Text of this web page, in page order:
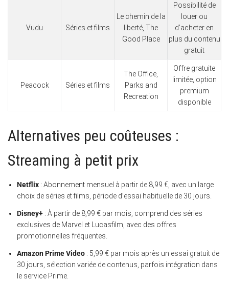
Vudu Séries et films
Le chemin de la
liberté, The
Good Place
Possibilité de
louer ou
d’acheter en
plus du contenu
gratuit
Peacock Séries et films
The Office,
Parks and
Recreation
Offre gratuite
limitée, option
premium
disponible
Alternatives peu coûteuses :
Streaming à petit prix
Netflix : Abonnement mensuel à partir de 8,99 €, avec un large
choix de séries et films, période d’essai habituelle de 30 jours.
Disney+ : À partir de 8,99 € par mois, comprend des séries
exclusives de Marvel et Lucasfilm, avec des offres
promotionnelles fréquentes.
Amazon Prime Video : 5,99 € par mois après un essai gratuit de
30 jours, sélection variée de contenus, parfois intégration dans
le service Prime.